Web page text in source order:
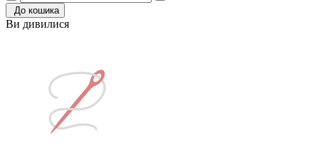
До кошика
Ви дивилися